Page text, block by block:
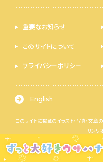
重要なお知らせ
このサイトについて
プライバシーポリシー
English
このサイトに掲載のイラスト・写真・文
サンリ
© 2026 SANRIO